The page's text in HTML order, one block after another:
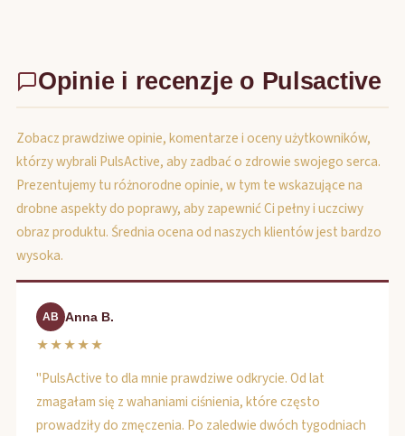
Opinie i recenzje o Pulsactive
Zobacz prawdziwe opinie, komentarze i oceny użytkowników,
którzy wybrali PulsActive, aby zadbać o zdrowie swojego serca.
Prezentujemy tu różnorodne opinie, w tym te wskazujące na
drobne aspekty do poprawy, aby zapewnić Ci pełny i uczciwy
obraz produktu. Średnia ocena od naszych klientów jest bardzo
wysoka.
AB Anna B.
★★★★★
"PulsActive to dla mnie prawdziwe odkrycie. Od lat
zmagałam się z wahaniami ciśnienia, które często
prowadziły do zmęczenia. Po zaledwie dwóch tygodniach